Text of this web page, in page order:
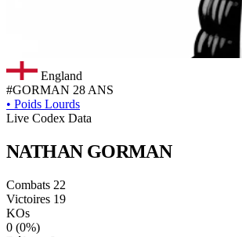
England
#GORMAN 28 ANS
• Poids Lourds
Live Codex Data
NATHAN GORMAN
Combats 22
Victoires 19
KOs
0 (0%)